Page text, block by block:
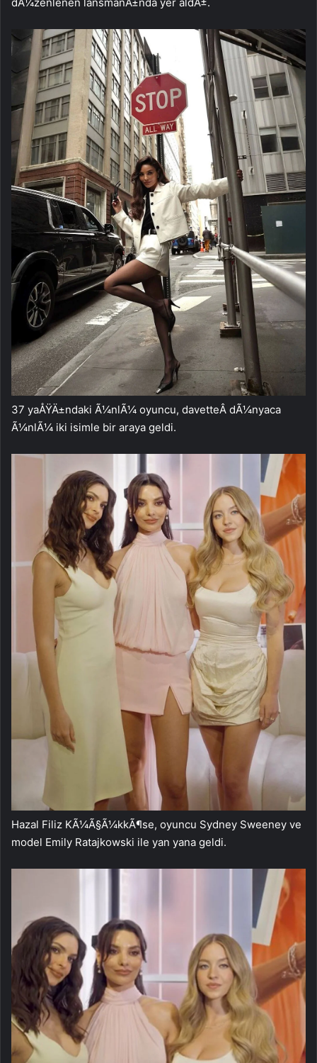
dÃ¼zenlenen lansmanÄ±nda yer aldÄ±.
37 yaÅŸÄ±ndaki Ã¼nlÃ¼ oyuncu, davetteÂ dÃ¼nyaca
Ã¼nlÃ¼ iki isimle bir araya geldi.
Hazal Filiz KÃ¼Ã§Ã¼kkÃ¶se, oyuncu Sydney Sweeney ve
model Emily Ratajkowski ile yan yana geldi.